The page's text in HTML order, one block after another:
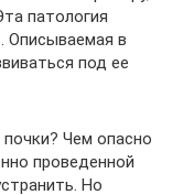
патология
Описываемая в
под ее
Чем опасно
проведенной
Но